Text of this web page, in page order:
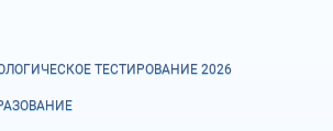
ТЕСТИРОВАНИЕ 2026